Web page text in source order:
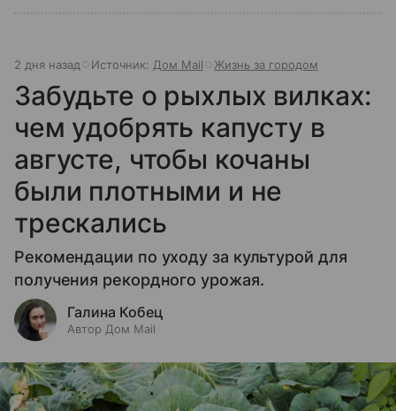
2 дня назад Источник: Дом Mail Жизнь за городом
Забудьте о рыхлых вилках:
чем удобрять капусту в
августе, чтобы кочаны
были плотными и не
трескались
Рекомендации по уходу за культурой для
получения рекордного урожая.
Галина Кобец
Автор Дом Mail